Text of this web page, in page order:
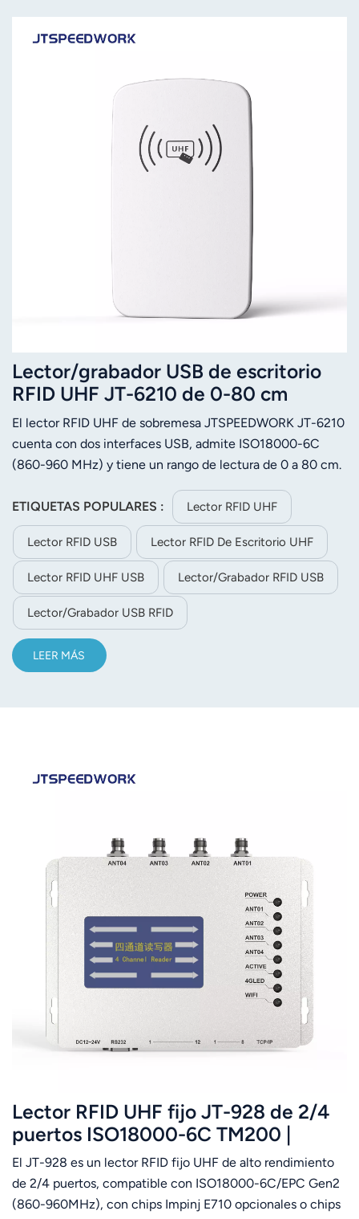
Lector/grabador USB de escritorio
RFID UHF JT-6210 de 0-80 cm
ISO18000-6C
El lector RFID UHF de sobremesa JTSPEEDWORK JT-6210
cuenta con dos interfaces USB, admite ISO18000-6C
(860-960 MHz) y tiene un rango de lectura de 0 a 80 cm.
cifrado/autorización y actualización de firmware, ofrece
salida multiformato y SDK para C++/C#/Java/Android para
desarrollo secundario.
ETIQUETAS POPULARES : Lector RFID UHF
Lector RFID USB Lector RFID De Escritorio UHF
Lector RFID UHF USB Lector/grabador RFID USB
Lector/grabador USB RFID
LEER MÁS
Lector RFID UHF fijo JT-928 de 2/4
puertos ISO18000-6C TM200 |
Compatible con chip Impinj E710
El JT-928 es un lector RFID fijo UHF de alto rendimiento
de 2/4 puertos, compatible con ISO18000-6C/EPC Gen2
(860-960MHz), con chips Impinj E710 opcionales o chips